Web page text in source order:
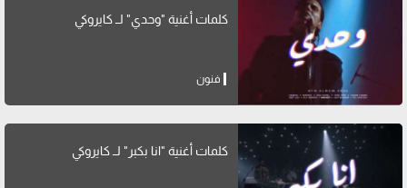
كلمات أغنية "وحدي" لــ كايروكي
فنون
كلمات أغنية "انا بكبر" لــ كايروكي